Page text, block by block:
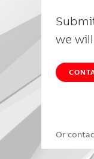
we
Or